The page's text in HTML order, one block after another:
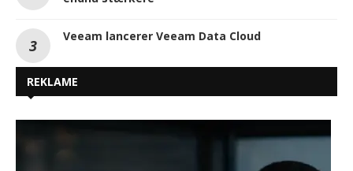
Veeam lancerer Veeam Data Cloud
REKLAME